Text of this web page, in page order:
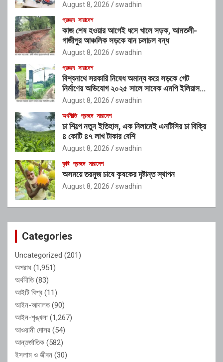
August 8, 2026 swadhin
প্রচ্ছদ সারাদেশ
কাজ শেষ হওয়ার আগেই ধসে খালে সড়ক, আমতলী-
গাজীপুর আঞ্চলিক সড়কে যান চলাচল বন্ধ
August 8, 2026 swadhin
প্রচ্ছদ সারাদেশ
বিশ্বনাথে সরকারি নিষেধ অমান্য করে সড়কে গেট
নির্মাণের অভিযোগ ২০২৫ সালে সাবেক এমপি ইলিয়াস
আলীর নামে নামফলক স্থাপনের অভিযোগ
August 8, 2026 swadhin
অর্থনীতি প্রচ্ছদ সারাদেশ
চা শিল্পে নতুন ইতিহাস, এক নিলামেই এনটিসির চা বিক্রি
৪ কোটি ৪৭ লাখ টাকার বেশি
August 8, 2026 swadhin
কৃষি প্রচ্ছদ সারাদেশ
অসময়ে তরমুজ চাষে কৃষকের দৃষ্টান্ত স্থাপন
August 8, 2026 swadhin
Categories
Uncategorized (201)
অপরাধ (1,951)
অর্থনীতি(83)
আইটি বিশ্ব (11)
আইন-আদালত(90)
আইন-শৃঙ্খলা (1,267)
আওয়ামী দোসর (54)
আন্তর্জাতিক (582)
ইসলাম ও জীবন (30)